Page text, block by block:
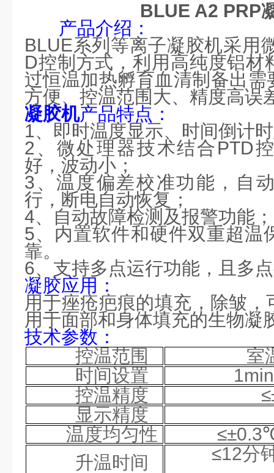
BLUE A2 PRP
产品介绍 ：
BLUE系列等离子凝胶机采用
D控制方式，利用高纯度铝材
过恒温加热孵育血清制备出
方便、控温范围大、精度高误
凝胶机产品特点：
1、即时温度显示、时间倒计
2、微处理器技术结合PTD
好，波动小；
3、温度偏差校准功能，自
行，断电自动恢复；
4、自动故障检测及报警功能；
5、内置软件和硬件双重超温
靠。
6、支持多点运行功能，且多
凝胶应用 ：
用于痤疮疤痕的填充，除皱
用于面部和身体填充的生物凝
技术参数：
控温范围
室
时间设置
控温精度
显示精度
温度均匀性
升温时间
≤12分